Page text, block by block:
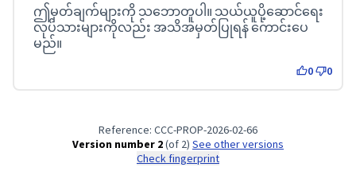
ဤမှတ်ချက်များကို သဘောတူပါ။ သယ်ယူပို့ဆောင်ရေး
လုပ်သားများကိုလည်း အသိအမှတ်ပြုရန် ကောင်းပေ
မည်။
0 0
Reference: CCC-PROP-2026-02-66
Version number 2(of 2)
see other versions
Check fingerprint